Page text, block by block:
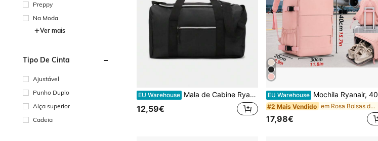
Preppy
Na Moda
Ver mais
Tipo De Cinta
Ajustável
Punho Duplo
Alça superior
Cadeia
EU Warehouse Mala de Cabine Ryanair - 40 x 20 x 25 cm (15,75 x 7,87 x 9,84 polegadas), Grande Capacidade, Unissexo, Estilo Commuter
12,59€
EU Warehouse Mochila Ryanair, 40cm-30cm-20cm, Últimas Especificações, Grande Capacidade, Compartimento para Portátil, Compartimento para Sapatos, Adequada para Viagens
#2 Mais Vendido em Rosa Bolsas de viagem
17,98€